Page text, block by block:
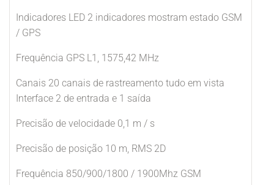
Indicadores LED 2 indicadores mostram estado GSM
/ GPS
Frequência GPS L1, 1575,42 MHz
Canais 20 canais de rastreamento tudo em vista
Interface 2 de entrada e 1 saída
Precisão de velocidade 0,1 m / s
Precisão de posição 10 m, RMS 2D
Frequência 850/900/1800 / 1900Mhz GSM